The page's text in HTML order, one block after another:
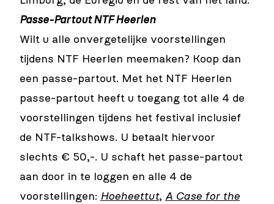
Passe-Partout NTF Heerlen
Wilt u alle onvergetelijke voorstellingen
tijdens NTF Heerlen meemaken? Koop dan
een passe-partout. Met het NTF Heerlen
passe-partout heeft u toegang tot alle 4 de
voorstellingen tijdens het festival inclusief
de NTF-talkshows. U betaalt hiervoor
slechts € 50,-. U schaft het passe-partout
aan door in te loggen en alle 4 de
voorstellingen: Hoeheettut, A Case for the